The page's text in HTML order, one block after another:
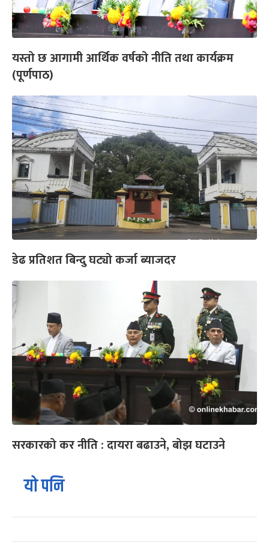
यस्तो छ आगामी आर्थिक वर्षको नीति तथा कार्यक्रम
(पूर्णपाठ)
डेढ प्रतिशत बिन्दु घट्यो कर्जा ब्याजदर
सरकारको कर नीति : दायरा बढाउने, बोझ घटाउने
यो पनि